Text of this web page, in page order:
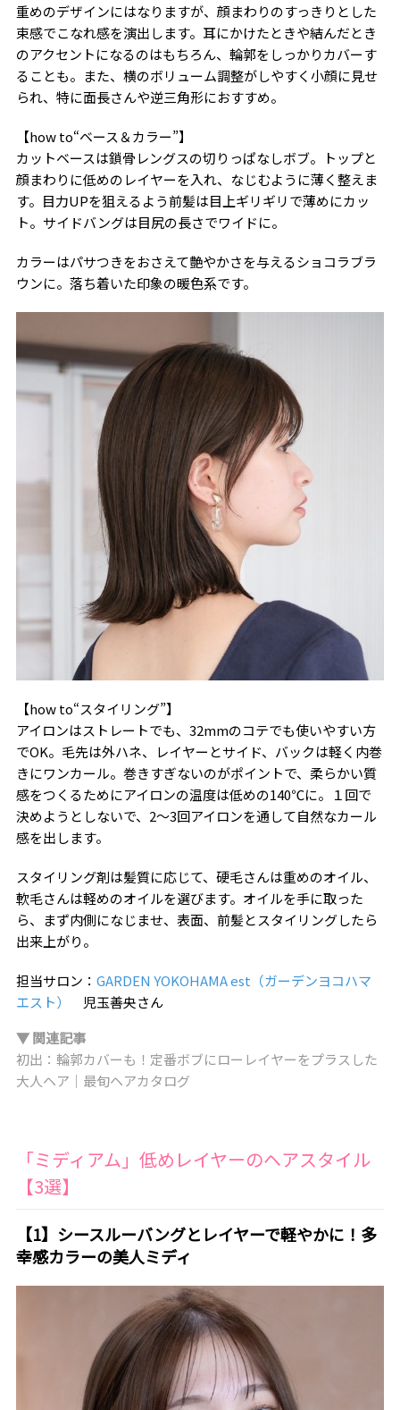
重めのデザインにはなりますが、顔まわりのすっきりとした
束感でこなれ感を演出します。耳にかけたときや結んだとき
のアクセントになるのはもちろん、輪郭をしっかりカバーす
ることも。また、横のボリューム調整がしやすく小顔に見せ
られ、特に面長さんや逆三角形におすすめ。
【how to“ベース＆カラー”】
カットベースは鎖骨レングスの切りっぱなしボブ。トップと
顔まわりに低めのレイヤーを入れ、なじむように薄く整えま
す。目力UPを狙えるよう前髪は目上ギリギリで薄めにカッ
ト。サイドバングは目尻の長さでワイドに。
カラーはパサつきをおさえて艶やかさを与えるショコラブラ
ウンに。落ち着いた印象の暖色系です。
【how to“スタイリング”】
アイロンはストレートでも、32mmのコテでも使いやすい方
でOK。毛先は外ハネ、レイヤーとサイド、バックは軽く内巻
きにワンカール。巻きすぎないのがポイントで、柔らかい質
感をつくるためにアイロンの温度は低めの140℃に。１回で
決めようとしないで、2〜3回アイロンを通して自然なカール
感を出します。
スタイリング剤は髪質に応じて、硬毛さんは重めのオイル、
軟毛さんは軽めのオイルを選びます。オイルを手に取った
ら、まず内側になじませ、表面、前髪とスタイリングしたら
出来上がり。
担当サロン： GARDEN YOKOHAMA est（ガーデンヨコハマ
エスト）
児玉善央さん
▼ 関連記事
初出：輪郭カバーも！定番ボブにローレイヤーをプラスした
大人ヘア｜最旬ヘアカタログ
「ミディアム」低めレイヤーのヘアスタイル
【3選】
【1】シースルーバングとレイヤーで軽やかに！多
幸感カラーの美人ミディ